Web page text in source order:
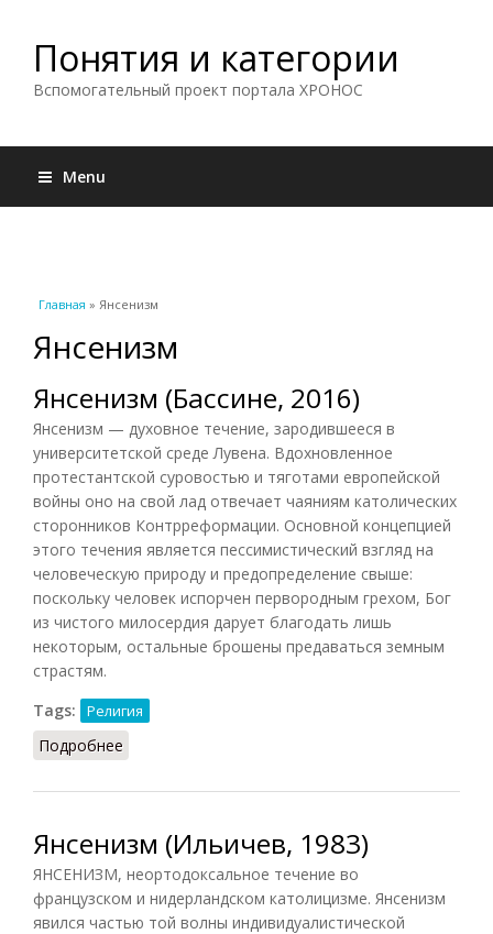
Понятия и категории
Вспомогательный проект портала ХРОНОС
Menu
Вы здесь
Главная » Янсенизм
Янсенизм
Янсенизм (Бассине, 2016)
Янсенизм — духовное течение, зародившееся в
университетской среде Лувена. Вдохновленное
протестантской суровостью и тяготами европейской
войны оно на свой лад отвечает чаяниям католических
сторонников Контрреформации. Основной концепцией
этого течения является пессимистический взгляд на
человеческую природу и предопределение свыше:
поскольку человек испорчен первородным грехом, Бог
из чистого милосердия дарует благодать лишь
некоторым, остальные брошены предаваться земным
страстям.
Tags:
Религия
Подробнее
Янсенизм (Ильичев, 1983)
ЯНСЕНИЗМ, неортодоксальное течение во
французском и нидерландском католицизме. Янсенизм
явился частью той волны индивидуалистической